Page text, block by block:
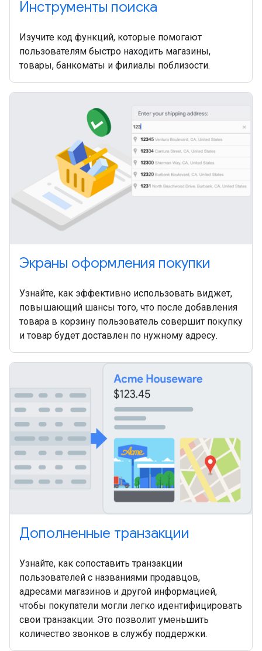
Инструменты поиска
Изучите код функций, которые помогают
пользователям быстро находить магазины,
товары, банкоматы и филиалы поблизости.
Экраны оформления покупки
Узнайте, как эффективно использовать виджет,
повышающий шансы того, что после добавления
товара в корзину пользователь совершит покупку
и товар будет доставлен по нужному адресу.
Дополненные транзакции
Узнайте, как сопоставить транзакции
пользователей с названиями продавцов,
адресами магазинов и другой информацией,
чтобы покупатели могли легко идентифицировать
свои транзакции. Это позволит уменьшить
количество звонков в службу поддержки.